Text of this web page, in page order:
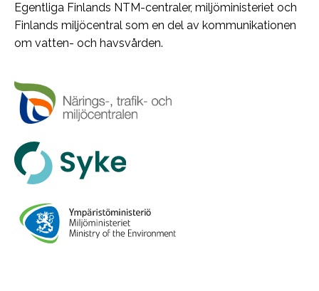
Egentliga Finlands NTM-centraler, miljöministeriet och
Finlands miljöcentral som en del av kommunikationen
om vatten- och havsvården.